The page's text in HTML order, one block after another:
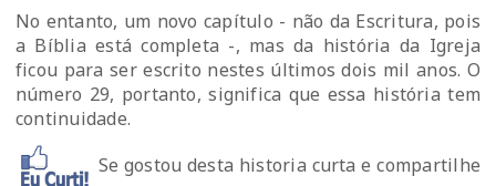
No entanto, um novo capítulo - não da Escritura, pois
a Bíblia está completa -, mas da história da Igreja
ficou para ser escrito nestes últimos dois mil anos. O
número 29, portanto, significa que essa história tem
continuidade.
Se gostou desta historia curta e compartilhe